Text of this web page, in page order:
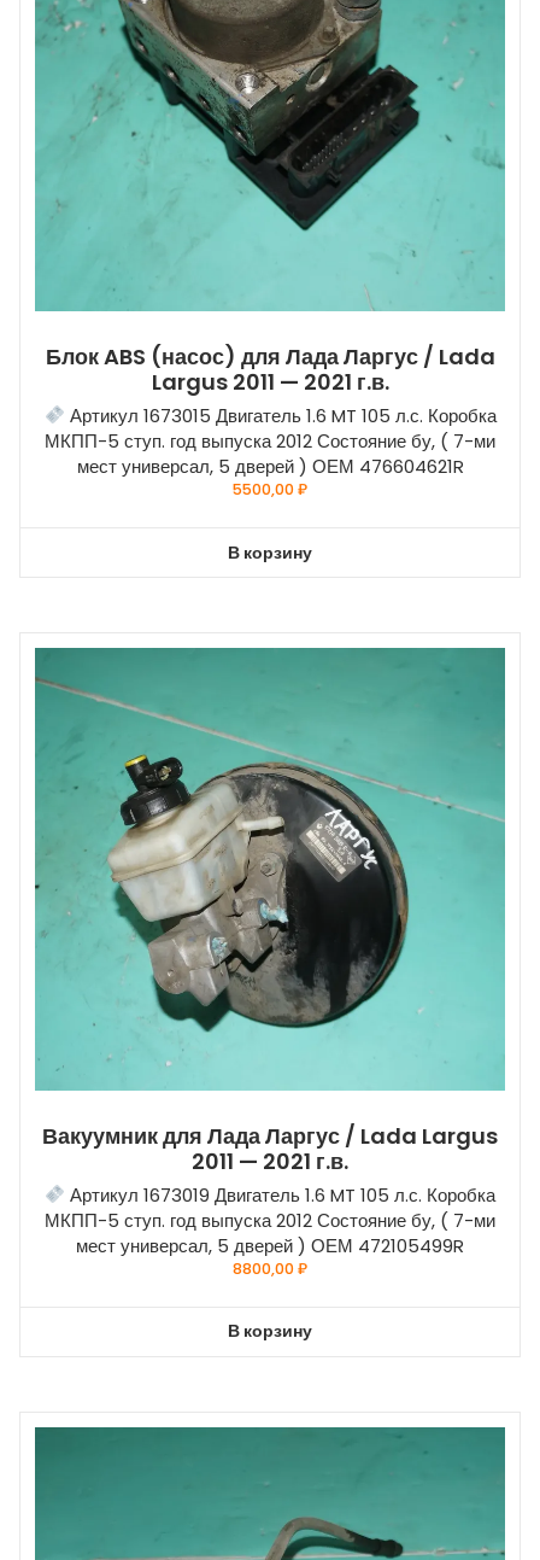
Блок ABS (насос) для Лада Ларгус / Lada
Largus 2011 — 2021 г.в.
Артикул 1673015 Двигатель 1.6 MT 105 л.с. Коробка
МКПП-5 ступ. год выпуска 2012 Состояние бу, ( 7-ми
мест универсал, 5 дверей ) ОЕМ 476604621R
5500,00₽
В корзину
Вакуумник для Лада Ларгус / Lada Largus
2011 — 2021 г.в.
Артикул 1673019 Двигатель 1.6 MT 105 л.с. Коробка
МКПП-5 ступ. год выпуска 2012 Состояние бу, ( 7-ми
мест универсал, 5 дверей ) ОЕМ 472105499R
8800,00₽
В корзину